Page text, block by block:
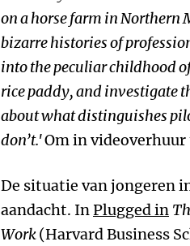
on a horse farm in Northern
bizarre histories of
into the peculiar childhood
rice paddy, and investigate
about what distinguishes
don’t.'Om in
De situatie van jongeren
aandacht. InPlugged in
Work(Harvard Business